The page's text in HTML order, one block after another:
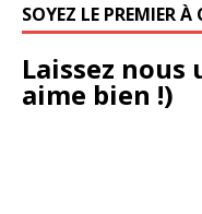
SOYEZ LE PREMIER
Laissez
aime bien !)